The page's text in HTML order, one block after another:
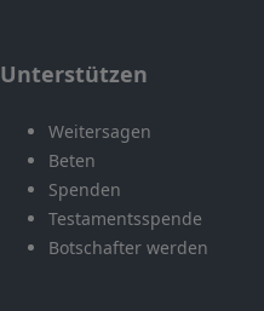
Unterstützen
Weitersagen
Beten
Spenden
Testamentsspende
Botschafter werden